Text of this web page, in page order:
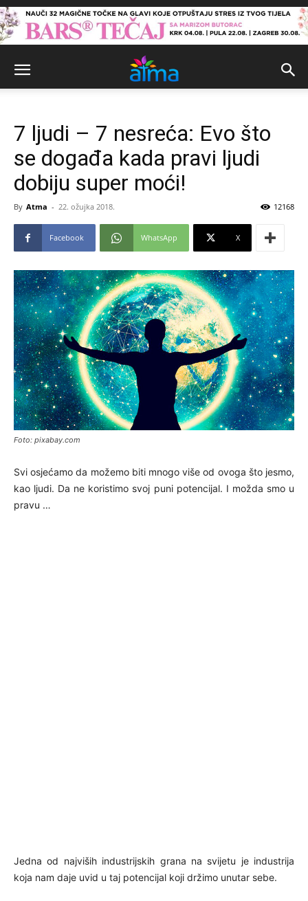
7 ljudi – 7 nesreća: Evo što
se događa kada pravi ljudi
dobiju super moći!
By Atma - 22. ožujka 2018. 12168
Facebook WhatsApp X
Foto: pixabay.com
Svi osjećamo da možemo biti mnogo više od ovoga što jesmo,
kao ljudi. Da ne koristimo svoj puni potencijal. I možda smo u
pravu …
Jedna od najviših industrijskih grana na svijetu je industrija
koja nam daje uvid u taj potencijal koji držimo unutar sebe.